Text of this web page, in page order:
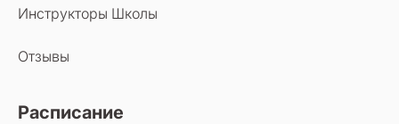
Инструкторы Школы
Отзывы
Расписание